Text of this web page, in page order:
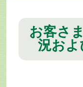
お客さ
況およ